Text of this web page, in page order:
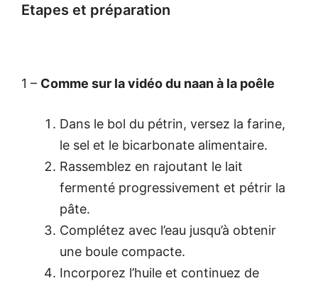
Etapes et préparation
1 – Comme sur la vidéo du naan à la poêle
Dans le bol du pétrin, versez la farine,
le sel et le bicarbonate alimentaire.
Rassemblez en rajoutant le lait
fermenté progressivement et pétrir la
pâte.
Complétez avec l’eau jusqu’à obtenir
une boule compacte.
Incorporez l’huile et continuez de